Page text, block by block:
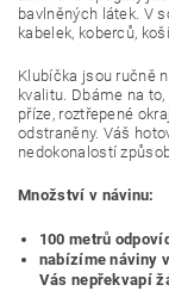
bavlněných látek. V
kabelek, koberců,
Klubíčka jsou ručně
kvalitu. Dbáme na
příze, roztřepené
odstraněny. Váš
nedokonalostí
Množství v návinu:
100 metrů
nabízíme náviny
Vás nepřekvapí